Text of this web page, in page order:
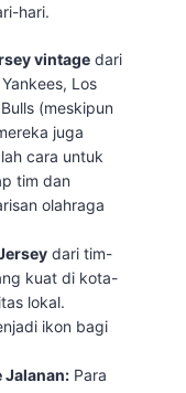
hari.
vintage dari
Los
(meskipun
juga
cara untuk
tim dan
olahraga
dari tim-
kuat di kota-
lokal.
ikon bagi
Jalanan: Para